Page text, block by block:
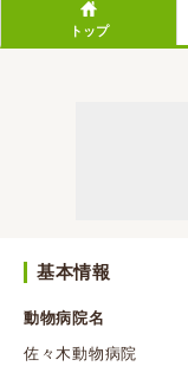
トップ
基本情報
動物病院名
佐々木動物病院